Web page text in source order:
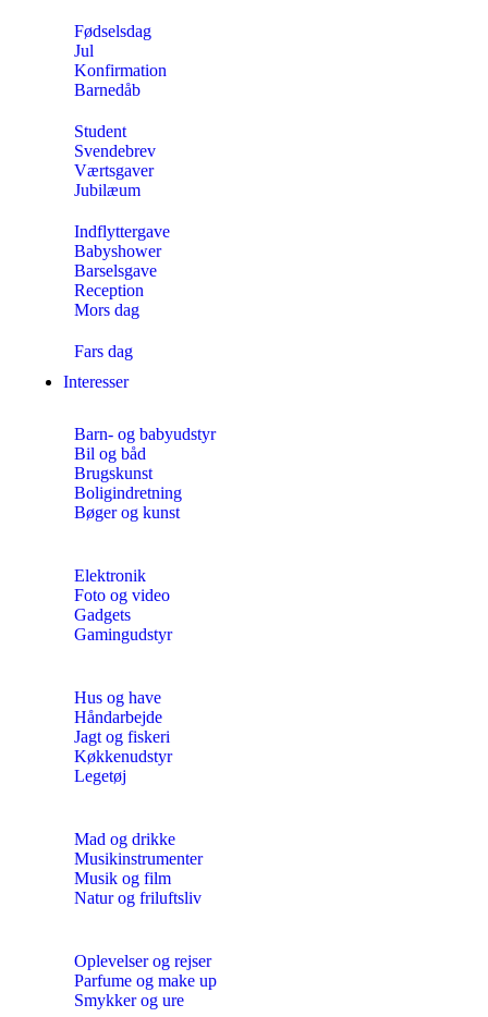
Fødselsdag
Jul
Konfirmation
Barnedåb
Student
Svendebrev
Værtsgaver
Jubilæum
Indflyttergave
Babyshower
Barselsgave
Reception
Mors dag
Fars dag
Interesser
Barn- og babyudstyr
Bil og båd
Brugskunst
Boligindretning
Bøger og kunst
Elektronik
Foto og video
Gadgets
Gamingudstyr
Hus og have
Håndarbejde
Jagt og fiskeri
Køkkenudstyr
Legetøj
Mad og drikke
Musikinstrumenter
Musik og film
Natur og friluftsliv
Oplevelser og rejser
Parfume og make up
Smykker og ure